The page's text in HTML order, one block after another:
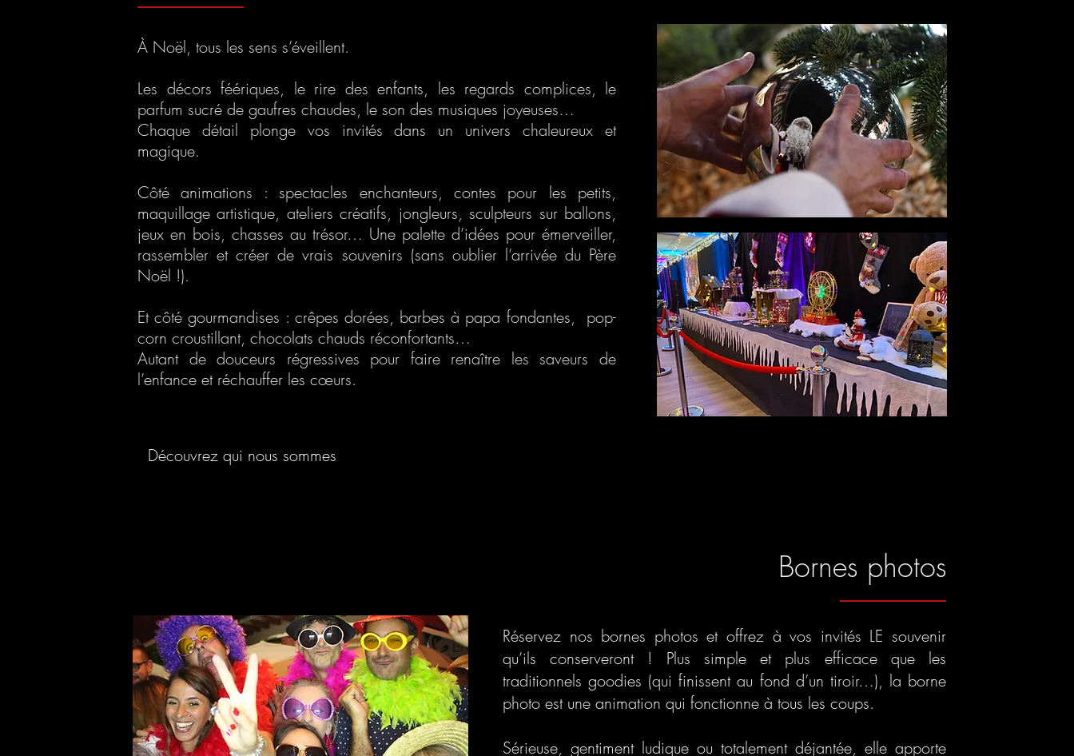
À Noël, tous les sens s’éveillent.
Les décors féériques, le rire des enfants, les regards complices, le
parfum sucré de gaufres chaudes, le son des musiques joyeuses…
Chaque détail plonge vos invités dans un univers chaleureux et
magique.
Côté animations : spectacles enchanteurs, contes pour les petits,
maquillage artistique, ateliers créatifs, jongleurs, sculpteurs sur ballons,
jeux en bois, chasses au trésor… Une palette d’idées pour émerveiller,
rassembler et créer de vrais souvenirs (sans oublier l’arrivée du Père
Noël !).
Et côté gourmandises : crêpes dorées, barbes à papa fondantes, pop-
corn croustillant, chocolats chauds réconfortants…
Autant de douceurs régressives pour faire renaître les saveurs de
l’enfance et réchauffer les cœurs.
Découvrez qui nous sommes
Bornes photos
Réservez nos bornes photos et offrez à vos invités LE souvenir
qu’ils conserveront ! Plus simple et plus efficace que les
traditionnels goodies (qui finissent au fond d’un tiroir…), la borne
photo est une animation qui fonctionne à tous les coups.
Sérieuse, gentiment ludique ou totalement déjantée, elle apporte